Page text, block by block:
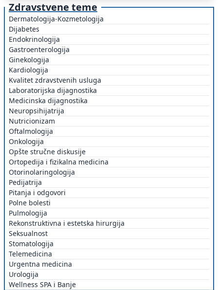
Zdravstvene teme
Dermatologija-Kozmetologija
Dijabetes
Endokrinologija
Gastroenterologija
Ginekologija
Kardiologija
Kvalitet zdravstvenih usluga
Laboratorijska dijagnostika
Medicinska dijagnostika
Neuropsihijatrija
Nutricionizam
Oftalmologija
Onkologija
Opšte stručne diskusije
Ortopedija i fizikalna medicina
Otorinolaringologija
Pedijatrija
Pitanja i odgovori
Polne bolesti
Pulmologija
Rekonstruktivna i estetska hirurgija
Seksualnost
Stomatologija
Telemedicina
Urgentna medicina
Urologija
Wellness SPA i Banje